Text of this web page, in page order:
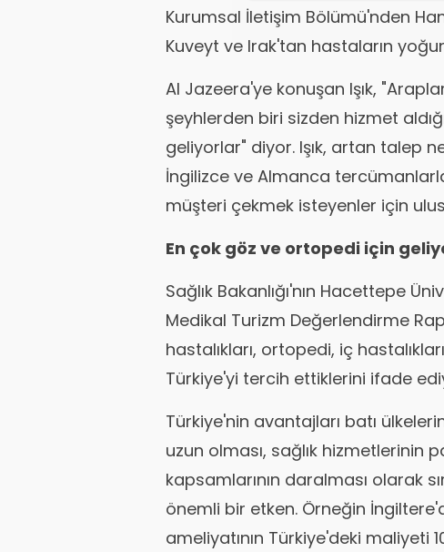
Kurumsal İletişim Bölümü'nden
Kuveyt ve Irak'tan hastaların
Al Jazeera'ye konuşan Işık,
şeyhlerden biri sizden hizmet
geliyorlar" diyor. Işık, artan talep
İngilizce ve Almanca tercümanlarla
müşteri çekmek isteyenler için
En çok göz ve ortopedi için
Sağlık Bakanlığı'nın Hacettepe
Medikal Turizm Değerlendirme
hastalıkları, ortopedi, iç
Türkiye'yi tercih ettiklerini ifade
Türkiye'nin avantajları batı
uzun olması, sağlık hizmetlerinin
kapsamlarının daralması olarak
önemli bir etken. Örneğin
ameliyatının Türkiye'deki maliyeti